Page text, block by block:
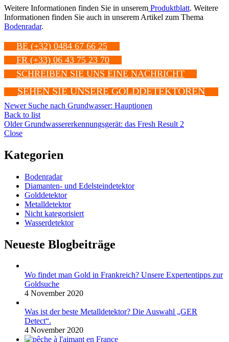
Weitere Informationen finden Sie in unserem Produktblatt. Weitere
Informationen finden Sie auch in unserem Artikel zum Thema
Bodenradar.
BE (+32) 0484 67 66 25
FR (+33) 06 43 75 23 70
SCHREIBEN SIE UNS EINE NACHRICHT
SEHEN SIE UNSERE GOLDDETEKTOREN
Newer Suche nach Grundwasser: Hauptionen
Back to list
Older Grundwassererkennungsgerät: das Fresh Result 2
Close
Kategorien
Bodenradar
Diamanten- und Edelsteindetektor
Golddetektor
Metalldetektor
Nicht kategorisiert
Wasserdetektor
Neueste Blogbeiträge
Wo findet man Gold in Frankreich? Unsere Expertentipps zur
Goldsuche
4 November 2020
Was ist der beste Metalldetektor? Die Auswahl „GER
Detect“.
4 November 2020